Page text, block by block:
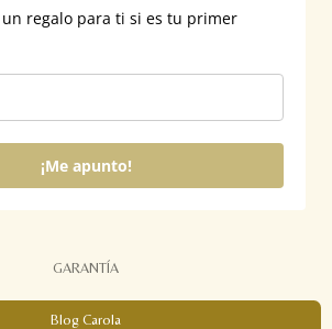
regalo para ti si es tu primer
¡Me apunto!
GARANTÍA
Blog Carola